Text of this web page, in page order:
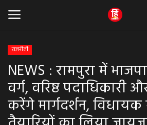
Home
धर्म & ज्योतिष
बड़ी खबर
राजनीती
NEWS : रामपुरा में
वर्ग, वरिष्ठ पदाधिकारी
करेंगे मार्गदर्शन,